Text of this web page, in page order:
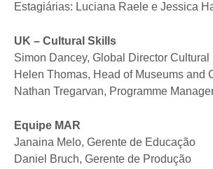
Estagiárias: Luciana Raele e Jessica
UK – Cultural Skills
Simon Dancey, Global Director Cultural
Helen Thomas, Head of Museums and
Nathan Tregarvan, Programme
Equipe MAR
Janaina Melo, Gerente de Educação
Daniel Bruch, Gerente de Produção